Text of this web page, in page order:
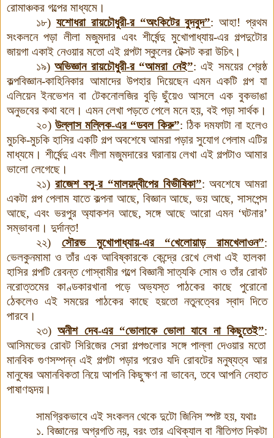
রোমাঞ্চকর গল্পের মাধ্যমে।
১৮) যশোধরা রায়চৌধুরী-র “অংকিটের বুদবুদ”: আহা! প্রথম
সংকলনে পড়া লীলা মজুমদার এবং শীর্ষেন্দু মুখোপাধ্যায়-এর গল্পদুটোর
জায়গা একাই নেওয়ার মতো এই গল্পটা স্কুলের টেক্সট করা উচিৎ।
১৯)অভিজ্ঞান রায়চৌধুরী-র “আমরা নেই”: এই সময়ের শ্রেষ্ঠ
কল্পবিজ্ঞান-কাহিনিকার আমাদের উপহার দিয়েছেন এমন একটি গল্প যা
এলিয়েন ইনভেশন বা টেকনোলজির বুড়ি ছুঁয়েও আসলে এক বুকভাঙা
অনুভবের কথা বলে। এমন লেখা পড়তে পেলে মনে হয়, বই পড়া সার্থক।
২০)উল্লাস মল্লিক-এর “ডবল কিরু”: ঠিক দমফাটা না হলেও
মুচকি-মুচকি হাসির একটি গল্প অবশেষে আমরা পড়ার সুযোগ পেলাম এটির
মাধ্যমে। শীর্ষেন্দু এবং লীলা মজুমদারের ঘরানায় লেখা এই গল্পটাও আমার
ভালো লেগেছে।
২১) রাজেশ বসু-র “মালয়দ্বীপের বিভীষিকা”: অবশেষে আমরা
একটা গল্প পেলাম যাতে কল্পনা আছে, বিজ্ঞান আছে, ভয় আছে, সাসপেন্স
আছে, এবং ভরপুর অ্যাকশন আছে, সঙ্গে আছে আরো এমন ‘ঘটনার’
সম্ভাবনা। দুর্দান্ত!
২২) সৌরভ মুখোপাধ্যায়-এর “খেলোয়াড় রামখেলাওন”:
ভেলকুনমামা ও তাঁর এক আবিষ্কারকে কেন্দ্রে রেখে লেখা এই হালকা
হাসির গল্পটি রেবন্ত গোস্বামীর গল্পে বিজ্ঞানী সাত্যকি সোম ও তাঁর রোবট
নরোত্তমের কাণ্ডকারখানা পড়ে অভ্যস্ত পাঠকের কাছে পুরোনো
ঠেকলেও এই সময়ের পাঠকের কাছে হয়তো নতুনত্বের স্বাদ দিতে
পারবে।
২৩)অনীশ দেব-এর “ভোলাকে ভোলা যাবে না কিছুতেই”:
আসিমভের রোবট সিরিজের সেরা গল্পগুলোর সঙ্গে পাল্লা দেওয়ার মতো
মানবিক গুণসম্পন্ন এই গল্পটা পড়ার পরেও যদি রোবটের মনুষ্যত্ব আর
মানুষের অমানবিকতা নিয়ে আপনি কিছুক্ষণ না ভাবেন, তবে আপনি নেহাত
পাষাণহৃদয়।
সামগ্রিকভাবে এই সংকলন থেকে দুটো জিনিস স্পষ্ট হয়, যথাঃ
১. বিজ্ঞানের অগ্রগতি নয়, বরং তার এথিক্যাল বা নীতিগত দিকটা